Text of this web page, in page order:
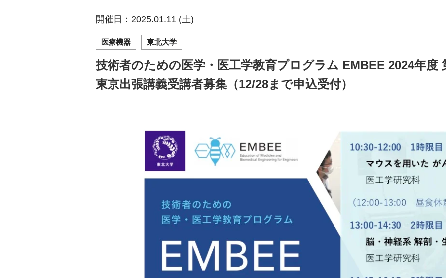
協賛・協力
開催日：2025.01.11 (土)
医療機器 東北大学
技術者のための医学・医工学教育プログラム EMBEE 2024年度
東京出張講義受講者募集（12/28まで申込受付）